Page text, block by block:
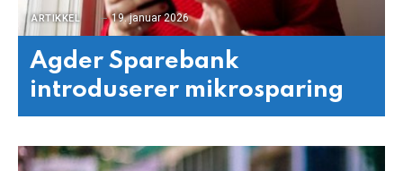
ARTIKKEL 19. januar 2026
Agder Sparebank
introduserer mikrosparing